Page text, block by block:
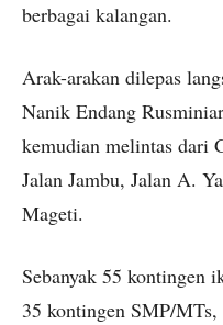
berbagai kalangan.
Arak-arakan dilepas
Nanik Endang
kemudian melintas dari
Jalan Jambu, Jalan A.
Mageti.
Sebanyak 55 kontingen
35 kontingen SMP/